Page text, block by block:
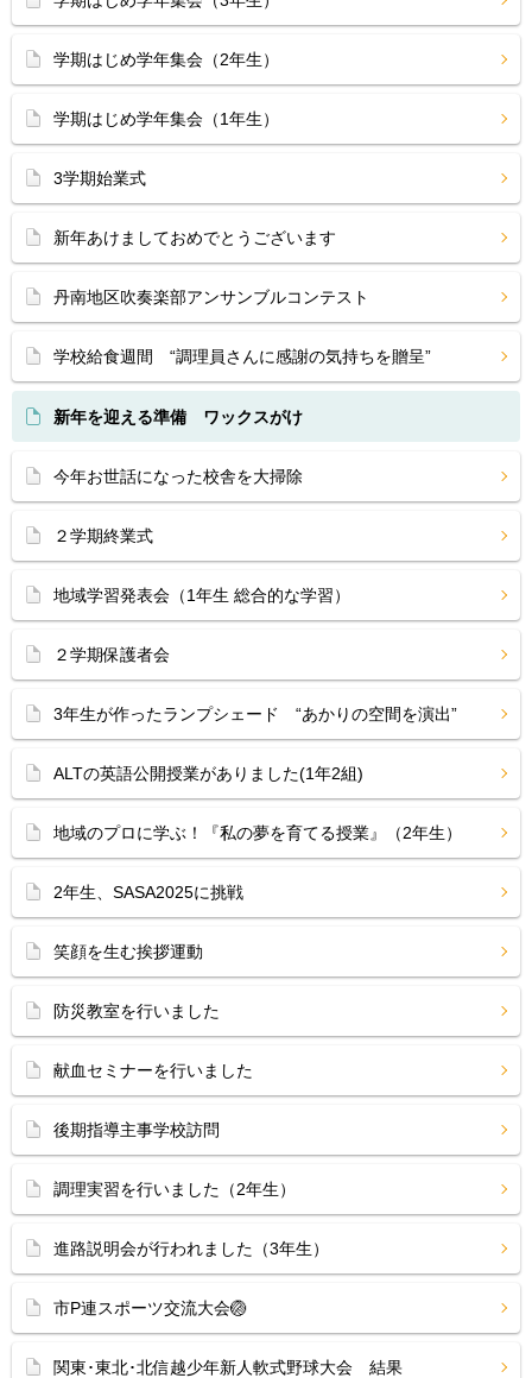
学期はじめ学年集会（2年生）
学期はじめ学年集会（1年生）
3学期始業式
新年あけましておめでとうございます
丹南地区吹奏楽部アンサンブルコンテスト
学校給食週間 “調理員さんに感謝の気持ちを贈呈”
新年を迎える準備 ワックスがけ
今年お世話になった校舎を大掃除
２学期終業式
地域学習発表会（1年生 総合的な学習）
２学期保護者会
3年生が作ったランプシェード “あかりの空間を演出”
ALTの英語公開授業がありました(1年2組)
地域のプロに学ぶ！『私の夢を育てる授業』（2年生）
2年生、SASA2025に挑戦
笑顔を生む挨拶運動
防災教室を行いました
献血セミナーを行いました
後期指導主事学校訪問
調理実習を行いました（2年生）
進路説明会が行われました（3年生）
市P連スポーツ交流大会🏐
関東･東北･北信越少年新人軟式野球大会 結果